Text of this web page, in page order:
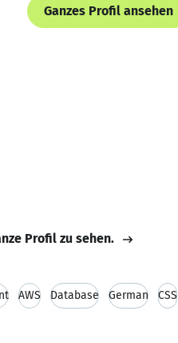
Ganzes Profil ansehen
Profil zu sehen.
AWS Database German CSS